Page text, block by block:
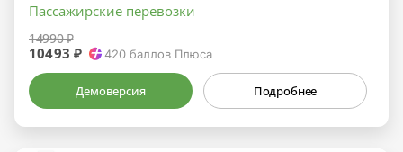
Пассажирские перевозки
14990 ₽
10493 ₽ 420 баллов Плюса
Демоверсия Подробнее